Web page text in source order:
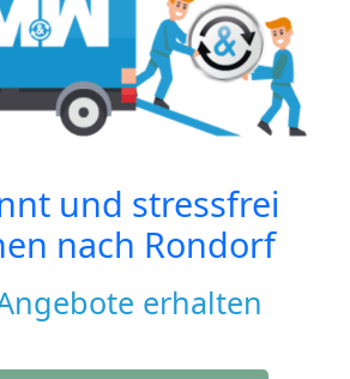
und stressfrei
nach Rondorf
erhalten